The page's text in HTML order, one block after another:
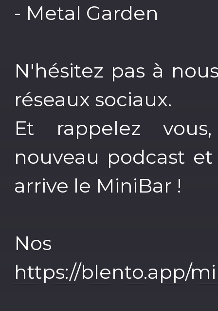
- Metal Garden
N'hésitez pas à
réseaux sociaux.
Et rappelez
nouveau podcast
arrive le MiniBar !
Nos
https://blento.app/